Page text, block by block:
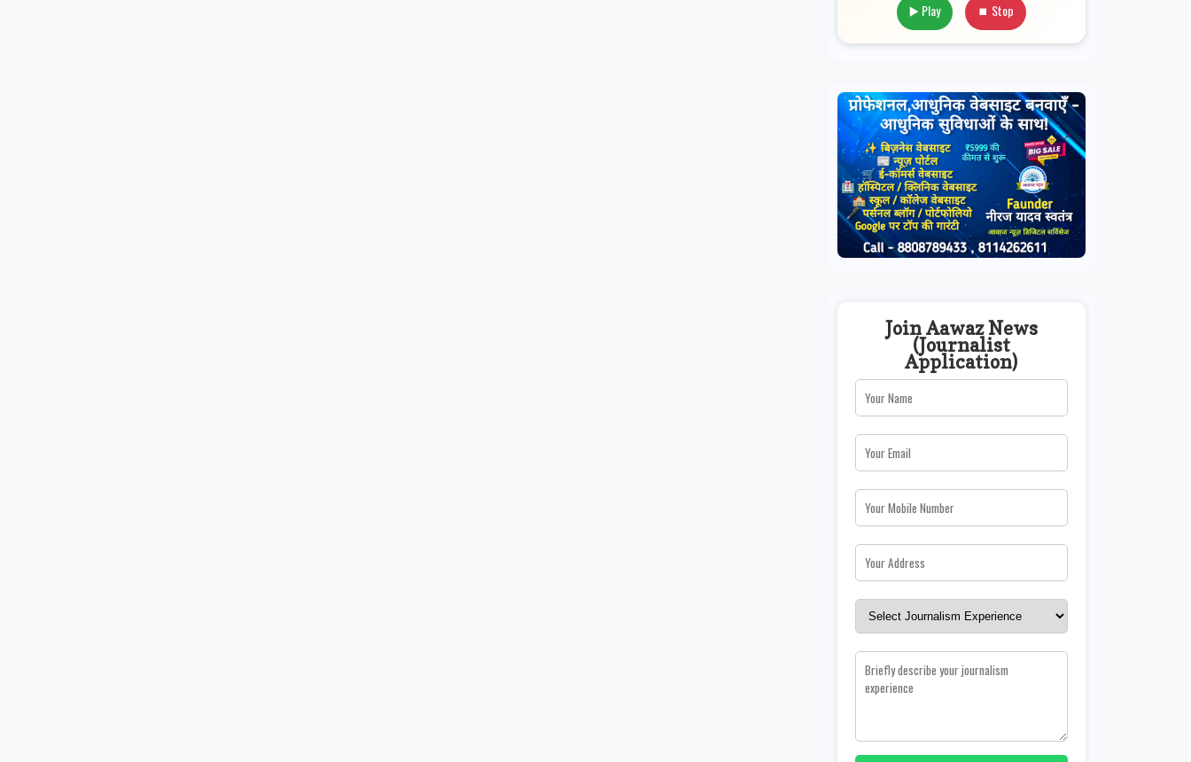
▶️ Play ⏹ Stop
Join Aawaz News
(Journalist
Application)